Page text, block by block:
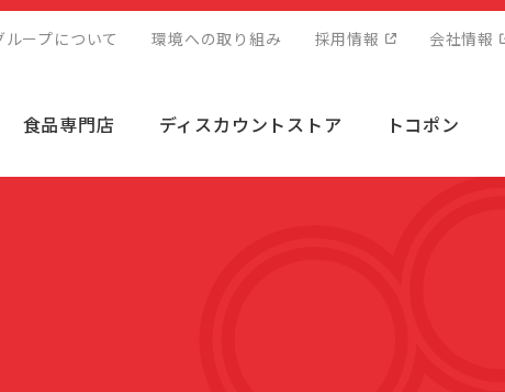
ープについて 環境への取り組み 採用情報 会社情報
食品専門店 ディスカウントストア トコポン